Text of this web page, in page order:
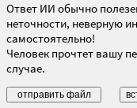
Ответ ИИ обычно
неточности, неверную
самостоятельно!
Человек прочтет вашу
случае.